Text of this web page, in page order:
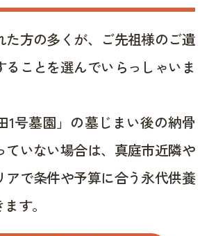
た方の多くが、ご先祖様のご遺
ることを選んでいらっしゃいま
1号墓園」の墓じまい後の納骨
ていない場合は、真庭市近隣や
アで条件や予算に合う永代供養
す。